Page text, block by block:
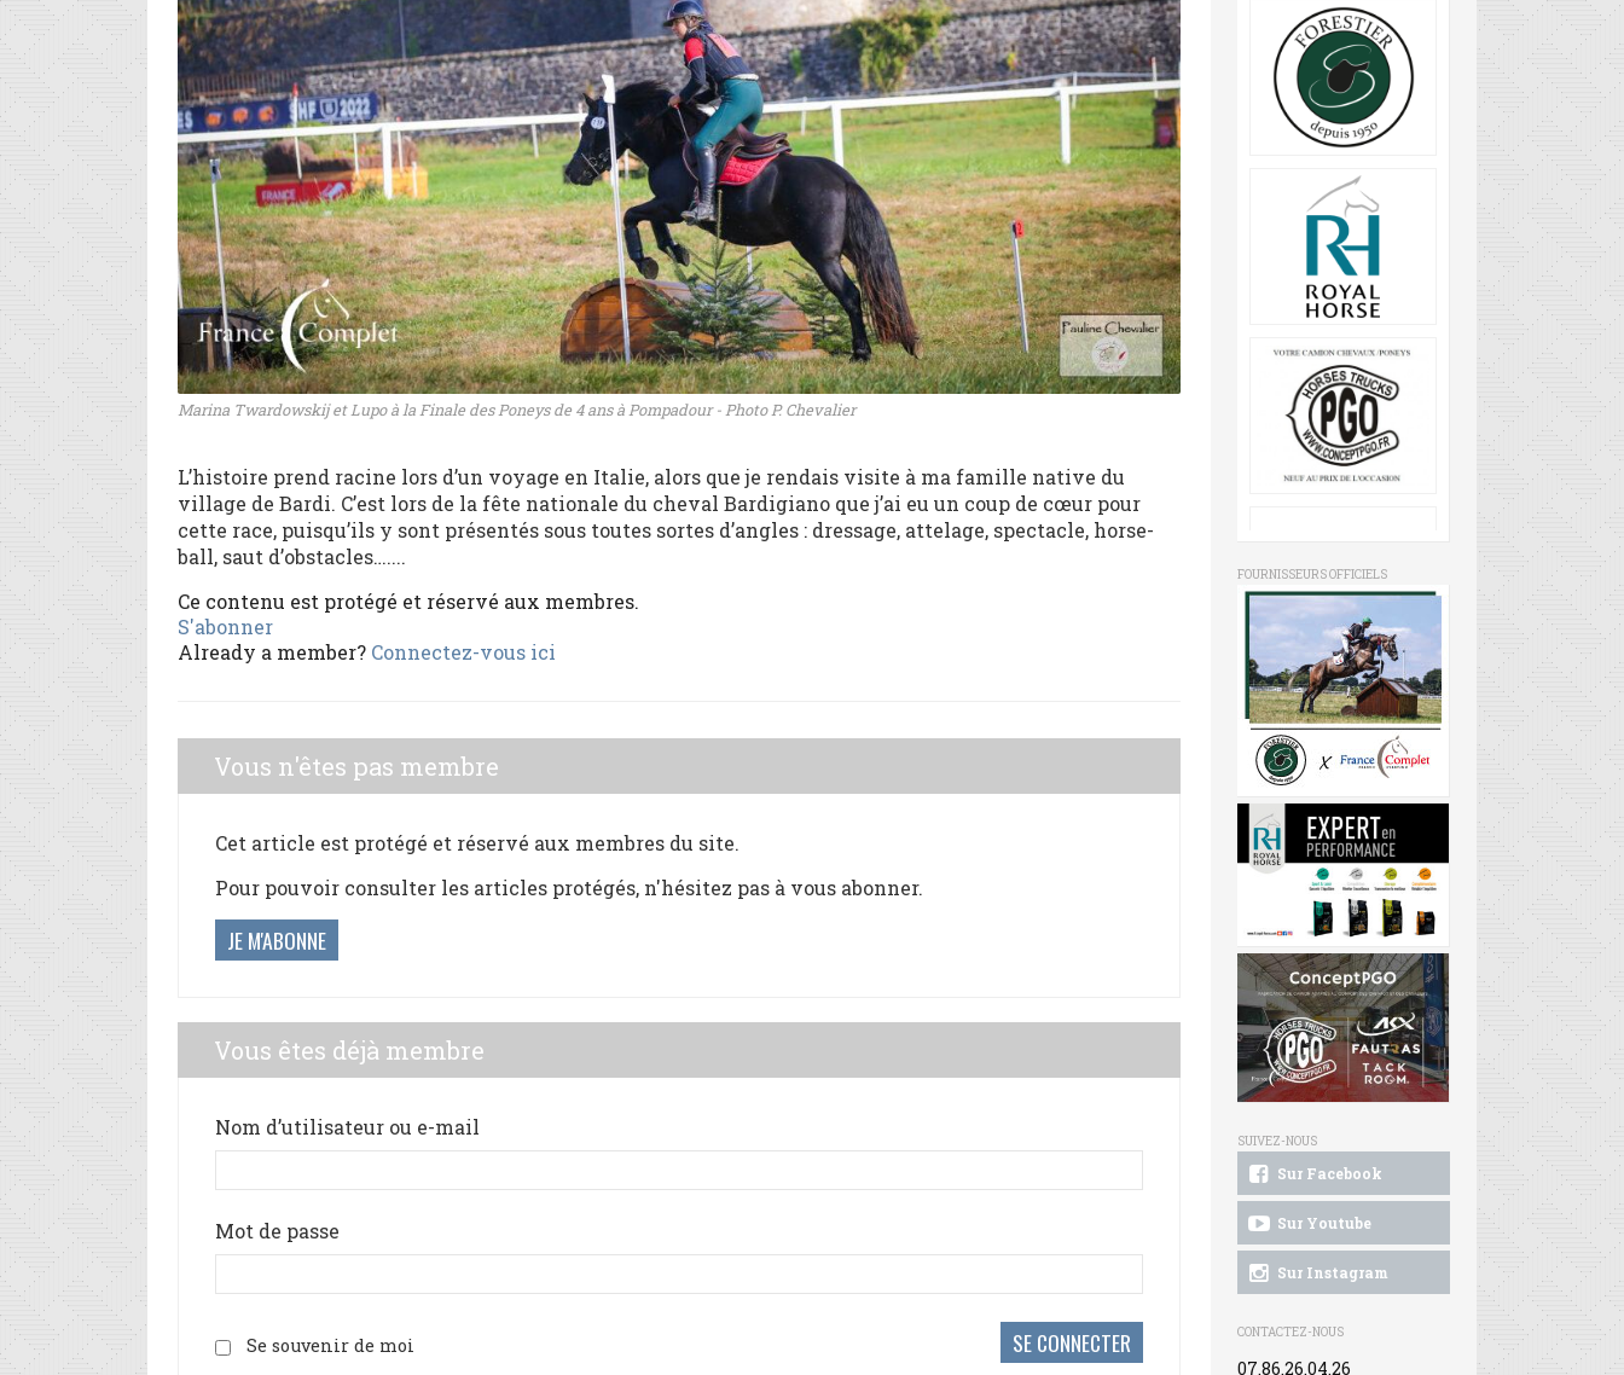
Marina Twardowskij et Lupo à la Finale des Poneys de 4 ans à Pompadour - Photo P. Chevalier
L’histoire prend racine lors d’un voyage en Italie, alors que je rendais visite à ma famille native du
village de Bardi. C’est lors de la fête nationale du cheval Bardigiano que j’ai eu un coup de cœur pour
cette race, puisqu’ils y sont présentés sous toutes sortes d’angles : dressage, attelage, spectacle, horse-
ball, saut d’obstacles…....
Ce contenu est protégé et réservé aux membres.
S'abonner
Already a member? Connectez-vous ici
Vous n'êtes pas membre
Cet article est protégé et réservé aux membres du site.
Pour pouvoir consulter les articles protégés, n'hésitez pas à vous abonner.
JE M'ABONNE
Vous êtes déjà membre
Nom d’utilisateur ou e-mail
Mot de passe
Se souvenir de moi
FOURNISSEURS OFFICIELS
SUIVEZ-NOUS
Sur Facebook
Sur Youtube
Sur Instagram
CONTACTEZ-NOUS
07.86.26.04.26